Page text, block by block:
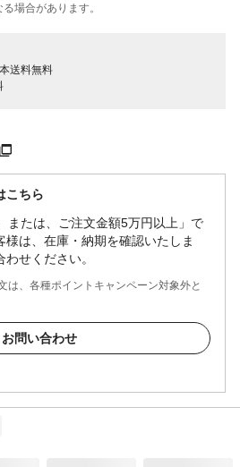
場合が​あります。
送料無料
こちら
または、ご注文金額5万円以上」で
様は、在庫・納期を確認いたしま
せください。
、各種ポイントキャンペーン対象外と
お問い合わせ